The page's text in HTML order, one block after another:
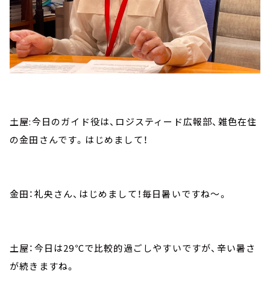
土屋:今日のガイド役は、ロジスティード広報部、雑色在住
の金田さんです。はじめまして！
金田：礼央さん、はじめまして！毎日暑いですね～。
土屋：今日は29℃で比較的過ごしやすいですが、辛い暑さ
が続きますね。